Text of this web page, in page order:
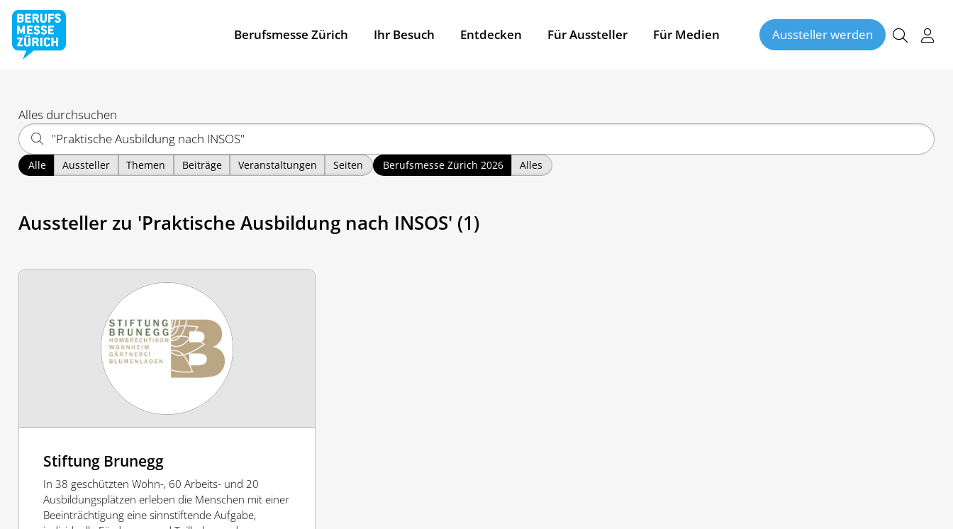
Berufsmesse Zürich Ihr Besuch Entdecken Für Aussteller Für Medien Aussteller werden
Alles durchsuchen
Alle Aussteller Themen Beiträge Veranstaltungen Seiten Berufsmesse Zürich 2026 Alles
Aussteller zu 'Praktische Ausbildung nach INSOS' (1)
Stiftung Brunegg
In 38 geschützten Wohn-, 60 Arbeits- und 20
Ausbildungsplätzen erleben die Menschen mit einer
Beeinträchtigung eine sinnstiftende Aufgabe,